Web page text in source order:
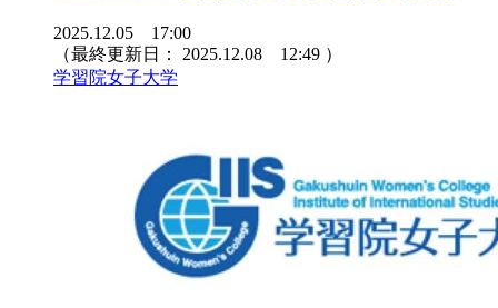
2025.12.05 17:00
（最終更新日： 2025.12.08 12:49 ）
学習院女子大学